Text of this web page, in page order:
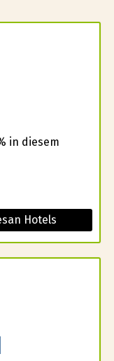
in diesem
Hotels